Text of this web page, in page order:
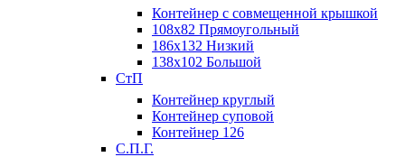
Контейнер с совмещенной крышкой
108х82 Прямоугольный
186х132 Низкий
138х102 Большой
СтП
Контейнер круглый
Контейнер суповой
Контейнер 126
С.П.Г.